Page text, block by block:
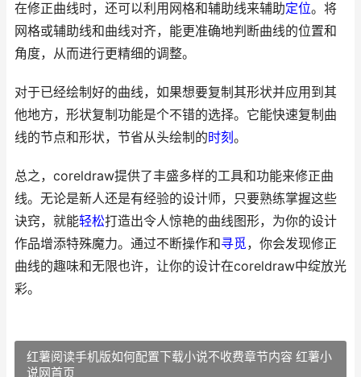
在修正曲线时，还可以利用网格和辅助线来辅助定位。将
网格或辅助线和曲线对齐，能更准确地判断曲线的位置和
角度，从而进行更精细的调整。
对于已经绘制好的曲线，如果想要复制其形状并应用到其
他地方，形状复制功能是个不错的选择。它能快速复制曲
线的节点和形状，节省从头绘制的时刻 。
总之，coreldraw提供了丰盛多样的工具和功能来修正曲
线。无论是新人还是有经验的设计师，只要熟练掌握这些
诀窍，就能轻松打造出令人惊艳的曲线图形，为你的设计
作品增添特殊魔力。通过不断操作和寻觅，你会发现修正
曲线的趣味和无限也许，让你的设计在coreldraw中绽放光
彩。
红薯阅读手机版如何配置下载小说不收费章节内容 红薯小
说网首页